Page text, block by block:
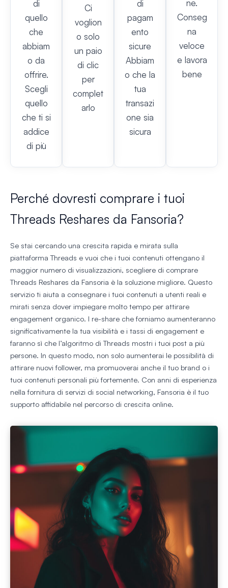
di
quello
che
abbiam
o da
offrire.
Scegli
quello
che ti si
addice
di più
Ci
voglion
o solo
un paio
di clic
per
complet
arlo
di
pagam
ento
sicure
Abbiam
o che la
tua
transazi
one sia
sicura
ne.
Conseg
na
veloce
e lavora
bene
Perché dovresti comprare i tuoi
Threads Reshares da Fansoria?
Se stai cercando una crescita rapida e mirata sulla
piattaforma Threads e vuoi che i tuoi contenuti ottengano il
maggior numero di visualizzazioni, scegliere di comprare
Threads Reshares da Fansoria è la soluzione migliore. Questo
servizio ti aiuta a consegnare i tuoi contenuti a utenti reali e
mirati senza dover impiegare molto tempo per attirare
engagement organico. I re-share che forniamo aumenteranno
significativamente la tua visibilità e i tassi di engagement e
faranno sì che l’algoritmo di Threads mostri i tuoi post a più
persone. In questo modo, non solo aumenterai le possibilità di
attirare nuovi follower, ma promuoverai anche il tuo brand o i
tuoi contenuti personali più fortemente. Con anni di esperienza
nella fornitura di servizi di social networking, Fansoria è il tuo
supporto affidabile nel percorso di crescita online.